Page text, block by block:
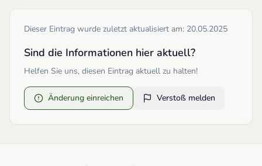
Dieser Eintrag wurde zuletzt aktualisiert am: 20.05.2025
Sind die Informationen hier aktuell?
Helfen Sie uns, diesen Eintrag aktuell zu halten!
Änderung einreichen Verstoß melden